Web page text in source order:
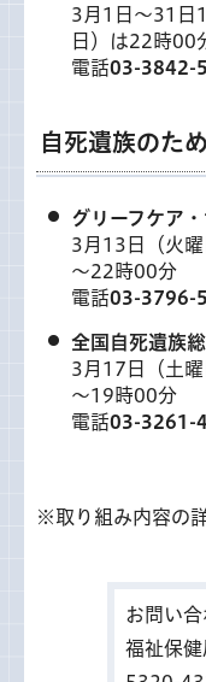
3月1日～31日
日）は22時00
電話03-3842-
自死遺族のた
グリーフケア
3月13日（火
～22時00分
電話03-3796-
全国自死遺族
3月17日（土
～19時00分
電話03-3261-
※取り組み内容の
お問い合
福祉保